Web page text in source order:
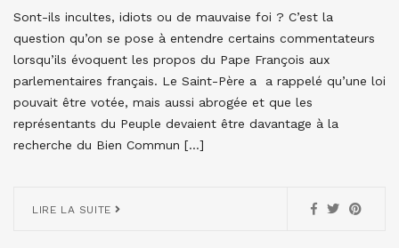
Sont-ils incultes, idiots ou de mauvaise foi ? C’est la
question qu’on se pose à entendre certains commentateurs
lorsqu’ils évoquent les propos du Pape François aux
parlementaires français. Le Saint-Père a a rappelé qu’une loi
pouvait être votée, mais aussi abrogée et que les
représentants du Peuple devaient être davantage à la
recherche du Bien Commun […]
LIRE LA SUITE